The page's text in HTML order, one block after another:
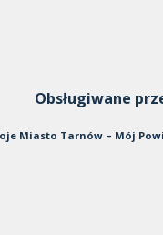
Obsługiwane
Miasto Tarnów – Mój